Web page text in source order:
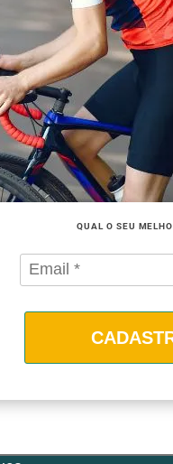
QUAL O SEU